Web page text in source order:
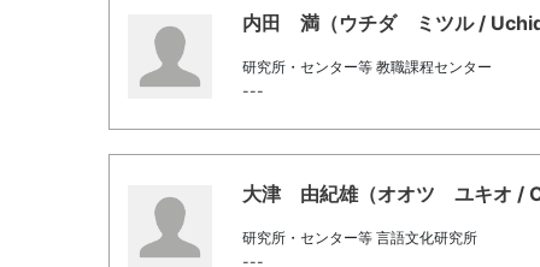
内田 満（ウチダ ミツル /
研究所・センター等 教職課程センター
---
大津 由紀雄（オオツ ユキオ /
研究所・センター等 言語文化研究所
---